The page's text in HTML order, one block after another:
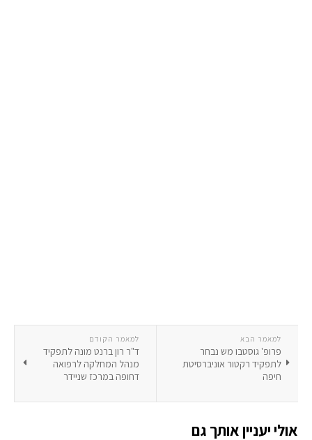
למאמר הקודם
ד"ר רון ברנט מונה לתפקיד
מנהל המחלקה לרפואה
דחופה במרכז שניידר
למאמר הבא
פרופ' גוסטבו מש נבחר
לתפקיד רקטור אוניברסיטת
חיפה
אולי יעניין אותך גם